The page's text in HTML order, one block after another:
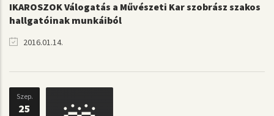
IKAROSZOK Válogatás a Művészeti Kar szobrász szakos
hallgatóinak munkáiból
2016.01.14.
Szep.
25